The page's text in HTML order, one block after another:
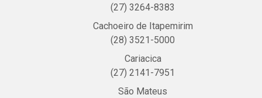
(27) 3264-8383
Cachoeiro de Itapemirim
(28) 3521-5000
Cariacica
(27) 2141-7951
São Mateus